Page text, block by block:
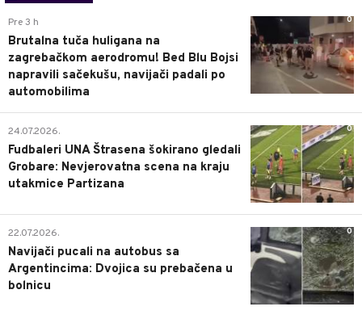
0
Pre 3 h
Brutalna tuča huligana na
zagrebačkom aerodromu! Bed Blu Bojsi
napravili sačekušu, navijači padali po
automobilima
0
24.07.2026.
Fudbaleri UNA Štrasena šokirano gledali
Grobare: Nevjerovatna scena na kraju
utakmice Partizana
0
22.07.2026.
Navijači pucali na autobus sa
Argentincima: Dvojica su prebačena u
bolnicu